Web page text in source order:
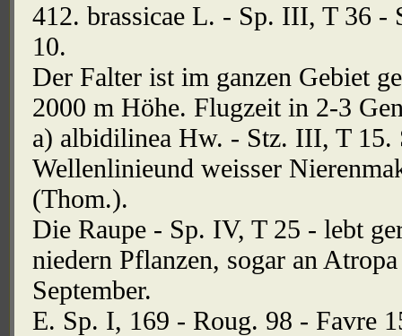
412. brassicae L. - Sp. III, T 36
10.
Der Falter ist im ganzen Gebiet
2000 m Höhe. Flugzeit in 2-3
a) albidilinea Hw. - Stz. III, T 15.
Wellenlinieund weisser
(Thom.).
Die Raupe - Sp. IV, T 25 - lebt
niedern Pflanzen, sogar an
September.
E. Sp. I, 169 - Roug. 98 - Favre